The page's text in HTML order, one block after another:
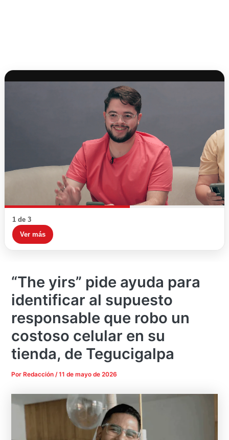
1 de 3
Ver más
“The yirs” pide ayuda para
identificar al supuesto
responsable que robo un
costoso celular en su
tienda, de Tegucigalpa
Por Redacción/11 de mayo de 2026